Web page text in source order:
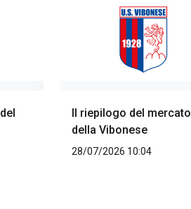
Il riepilogo del mercato
della Vibonese
28/07/2026 10:04